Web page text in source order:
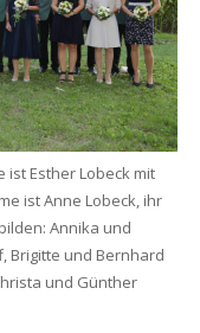
ist Esther Lobeck mit
ist Anne Lobeck, ihr
Annika und
Brigitte und Bernhard
und Günther